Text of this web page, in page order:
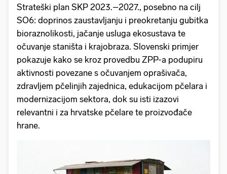
Strateški plan SKP 2023.–2027., posebno na cilj
SO6: doprinos zaustavljanju i preokretanju gubitka
bioraznolikosti, jačanje usluga ekosustava te
očuvanje staništa i krajobraza. Slovenski primjer
pokazuje kako se kroz provedbu ZPP-a podupiru
aktivnosti povezane s očuvanjem oprašivača,
zdravljem pčelinjih zajednica, edukacijom pčelara i
modernizacijom sektora, dok su isti izazovi
relevantni i za hrvatske pčelare te proizvođače
hrane.